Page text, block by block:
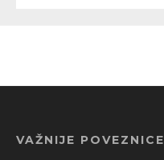
VAŽNIJE POVEZNICE